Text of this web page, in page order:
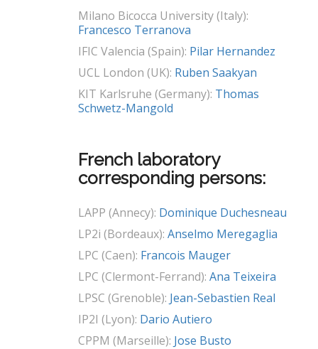
Milano Bicocca University (Italy):
Francesco Terranova
IFIC Valencia (Spain): Pilar Hernandez
UCL London (UK): Ruben Saakyan
KIT Karlsruhe (Germany): Thomas
Schwetz-Mangold
French laboratory
corresponding persons:
LAPP (Annecy): Dominique Duchesneau
LP2i (Bordeaux): Anselmo Meregaglia
LPC (Caen): Francois Mauger
LPC (Clermont-Ferrand): Ana Teixeira
LPSC (Grenoble): Jean-Sebastien Real
IP2I (Lyon): Dario Autiero
CPPM (Marseille): Jose Busto